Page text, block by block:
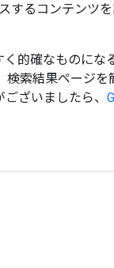
するコンテンツ
的確なものにな
索結果ページ
ざいましたら、